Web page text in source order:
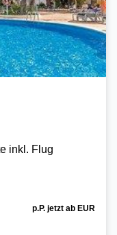
inkl. Flug
p.P. jetzt ab EUR